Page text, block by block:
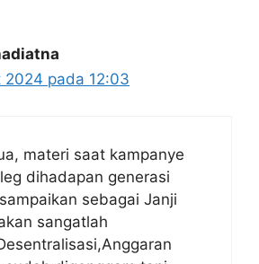
2024 pada 12:03
materi saat kampanye
dihadapan generasi
sebagai Janji
sangatlah